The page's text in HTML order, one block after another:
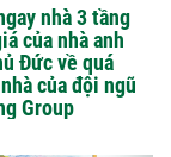
nhà 3 tầng
của nhà anh
Đức về quá
của đội ngũ
Group